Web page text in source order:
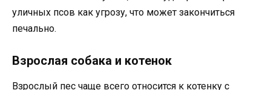
уличных псов как угрозу, что может закончиться
печально.
Взрослая собака и котенок
Взрослый пес чаще всего относится к котенку с